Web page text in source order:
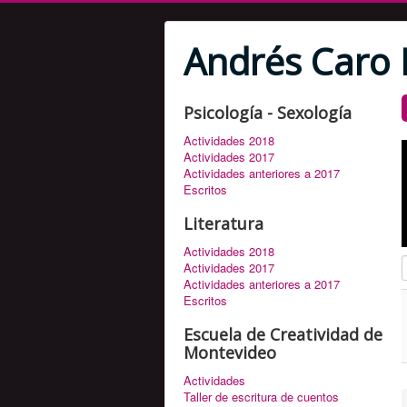
Andrés Caro
Psicología - Sexología
Actividades 2018
Actividades 2017
Actividades anteriores a 2017
Escritos
Literatura
Actividades 2018
Actividades 2017
Actividades anteriores a 2017
Escritos
Escuela de Creatividad de
Montevideo
Actividades
Taller de escritura de cuentos